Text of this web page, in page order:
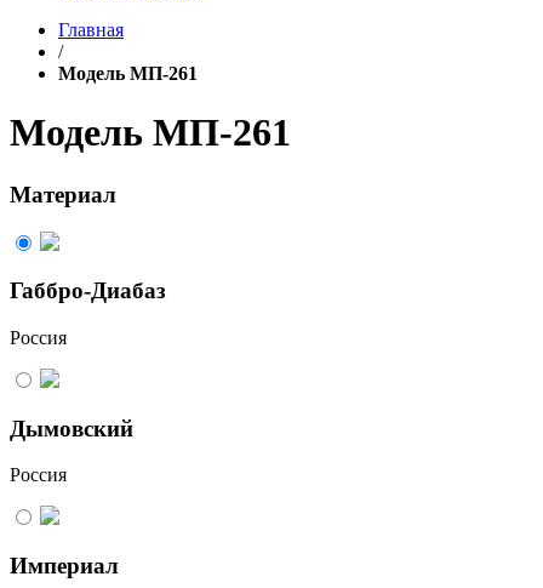
Главная
/
Модель МП-261
Модель МП-261
Материал
Габбро-Диабаз
Россия
Дымовский
Россия
Империал